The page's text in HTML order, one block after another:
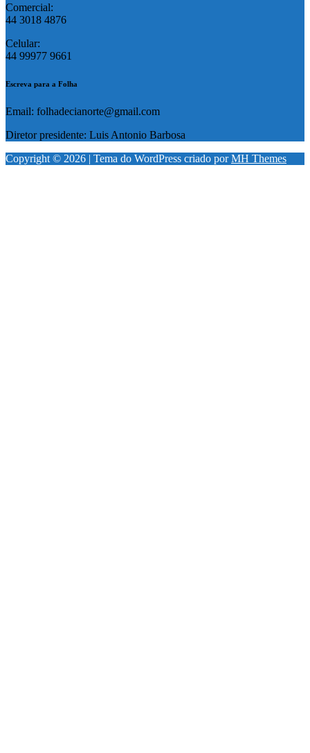
Comercial:
44 3018 4876
Celular:
44 99977 9661
Escreva para a Folha
Email: folhadecianorte@gmail.com
Diretor presidente: Luis Antonio Barbosa
Copyright © 2026 | Tema do WordPress criado porMH Themes